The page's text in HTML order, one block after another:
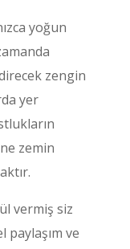
yoğun
zengin
yer
zemin
vermiş siz
paylaşım ve